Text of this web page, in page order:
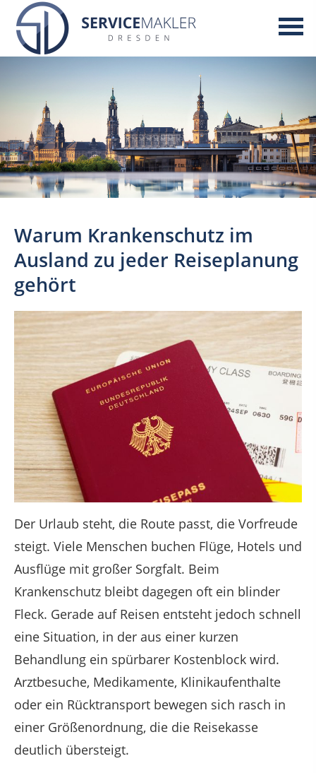
Warum Krankenschutz im
Ausland zu jeder Reiseplanung
gehört
Der Urlaub steht, die Route passt, die Vorfreude
steigt. Viele Menschen buchen Flüge, Hotels und
Ausflüge mit großer Sorgfalt. Beim
Krankenschutz bleibt dagegen oft ein blinder
Fleck. Gerade auf Reisen entsteht jedoch schnell
eine Situation, in der aus einer kurzen
Behandlung ein spürbarer Kostenblock wird.
Arztbesuche, Medikamente, Klinikaufenthalte
oder ein Rücktransport bewegen sich rasch in
einer Größenordnung, die die Reisekasse
deutlich übersteigt.